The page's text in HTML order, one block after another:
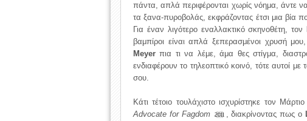
πάντα, απλά περιφέρονται χωρίς νόημα, άντε
τα ξανα-πυροβολάς, εκφράζοντας έτσι μια βία
Για έναν λιγότερο εναλλακτικό σκηνοθέτη, τον
βαμπίροι είναι απλά ξεπερασμένοι χρυσή
Meyer πια τι να λέμε, άμα θες στίγμα,
ενδιαφέρουν το τηλεοπτικό κοινό, τότε αυτοί
σου.
Κάτι τέτοιο τουλάχιστο ισχυρίστηκε τον
Advocate for Fagdom
2011 , διακρίνοντας πως ο